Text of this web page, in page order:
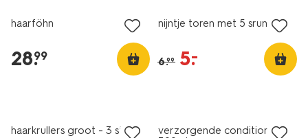
haarföhn
28.
99
nijntje toren met 5 srunchies
6.99 5.
–
haarkrullers groot - 3 stuks
verzorgende conditioner